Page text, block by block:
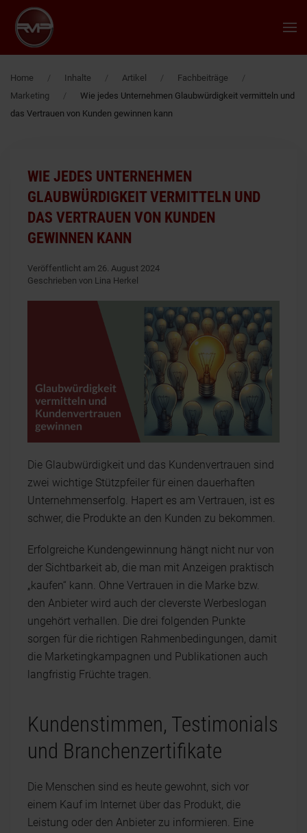
Zum Hauptinhalt springen
Home Inhalte Artikel
Fachbeiträge
Marketing
Wie jedes Unternehmen Glaubwürdigkeit vermitteln und
das Vertrauen von Kunden gewinnen kann
WIE JEDES UNTERNEHMEN
GLAUBWÜRDIGKEIT VERMITTELN UND
DAS VERTRAUEN VON KUNDEN
GEWINNEN KANN
Veröffentlicht am 26. August 2024
Geschrieben von Lina Herkel
Die Glaubwürdigkeit und das Kundenvertrauen sind
zwei wichtige Stützpfeiler für einen dauerhaften
Unternehmenserfolg. Hapert es am Vertrauen, ist es
schwer, die Produkte an den Kunden zu bekommen.
Erfolgreiche Kundengewinnung hängt nicht nur von
der Sichtbarkeit ab, die man mit Anzeigen praktisch
„kaufen“ kann. Ohne Vertrauen in die Marke bzw.
den Anbieter wird auch der cleverste Werbeslogan
ungehört verhallen. Die drei folgenden Punkte
sorgen für die richtigen Rahmenbedingungen, damit
die Marketingkampagnen und Publikationen auch
langfristig Früchte tragen.
Kundenstimmen, Testimonials
und Branchenzertifikate
Die Menschen sind es heute gewohnt, sich vor
einem Kauf im Internet über das Produkt, die
Leistung oder den Anbieter zu informieren. Eine